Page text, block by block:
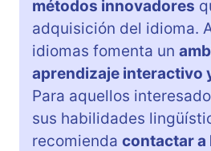
métodos innovadores
adquisición del idioma.
idiomas fomenta un
aprendizaje interactivo
Para aquellos
sus habilidades
recomienda contactar a